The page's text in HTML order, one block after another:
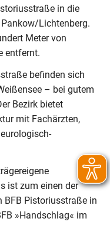
in die
Lichtenberg.
Meter von
entfernt.
befinden sich
– bei gutem
Bezirk bietet
mit Fachärzten,
ist zum einen der
BFB Pistoriusstraße in
»Handschlag« im